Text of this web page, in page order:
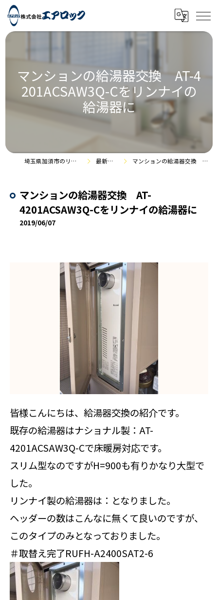
マンションの給湯器交換 AT-4
201ACSAW3Q-Cをリンナイの
給湯器に
埼玉県加須市のリフォームなら株式会社エアロック 最新情報・施工事例 マンションの給湯器交換 AT-4201ACSAW3Q-Cをリンナイの給湯器に
マンションの給湯器交換 AT-
4201ACSAW3Q-Cをリンナイの給湯器に
2019/06/07
皆様こんにちは、給湯器交換の紹介です。
既存の給湯器はナショナル製：AT-
4201ACSAW3Q-Cで床暖房対応です。
スリム型なのですがH=900も有りかなり大型で
した。
リンナイ製の給湯器は：となりました。
ヘッダーの数はこんなに無くて良いのですが、
このタイプのみとなっておりました。
＃取替え完了RUFH-A2400SAT2-6